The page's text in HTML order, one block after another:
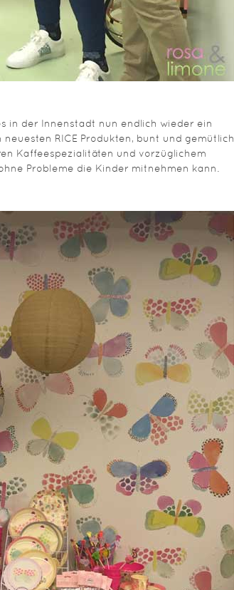
in der Innenstadt nun endlich wieder ein
RICE Produkten, bunt und gemütlich
Kaffeespezialitäten und vorzüglichem
Probleme die Kinder mitnehmen kann.